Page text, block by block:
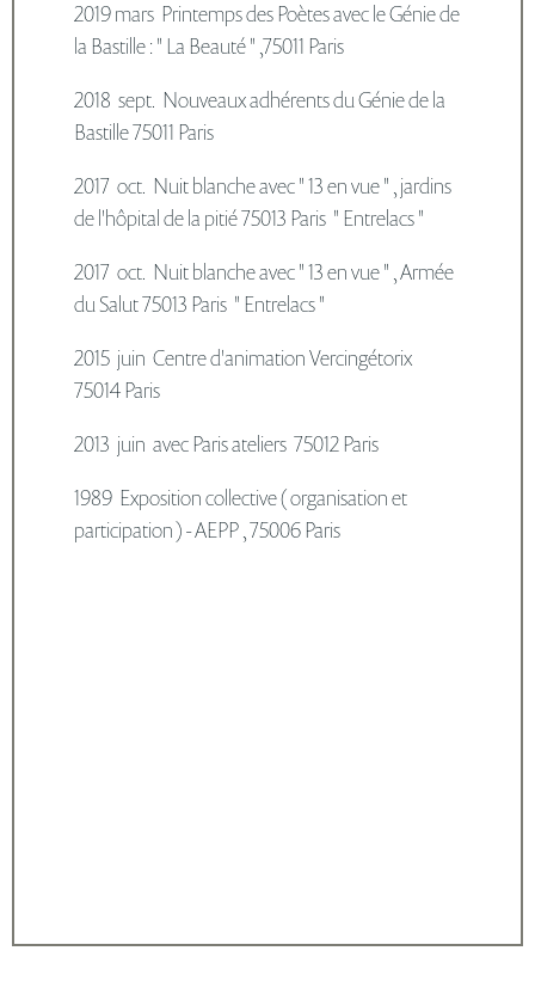
2019 mars Printemps des Poètes avec le Génie de
la Bastille : " La Beauté " ,75011 Paris
2018 sept. Nouveaux adhérents du Génie de la
Bastille 75011 Paris
2017 oct. Nuit blanche avec " 13 en vue " , jardins
de l'hôpital de la pitié 75013 Paris " Entrelacs "
2017 oct. Nuit blanche avec " 13 en vue " , Armée
du Salut 75013 Paris " Entrelacs "
2015 juin Centre d'animation Vercingétorix
75014 Paris
2013 juin avec Paris ateliers 75012 Paris
1989 Exposition collective ( organisation et
participation ) - AEPP , 75006 Paris